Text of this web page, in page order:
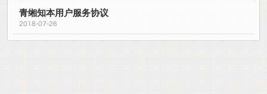
青缃知本用户服务协议
2018-07-26